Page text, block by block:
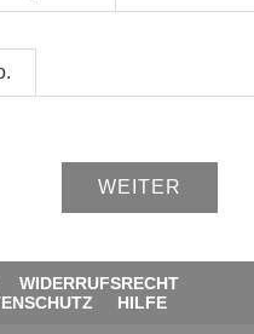
WIDERRUFSRECHT
HILFE